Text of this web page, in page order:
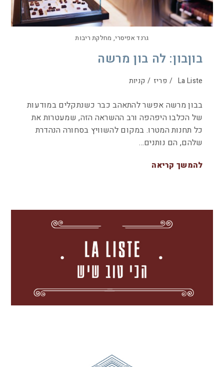
גרנד אפיסרי, מחלקת ריבות
בוןבון: לה בון מרשה
La Liste
/ פריז / קניות
בבון מרשה אפשר להתאהב כבר כשנתקלים במודעות
של הכלבו היפהפה ורב ההשראה הזה, שמעטרות את
כל תחנות המטרו. במקום להשוויץ בסחורה הנהדרת
שלהם, הם נותנים…
להמשך קריאה